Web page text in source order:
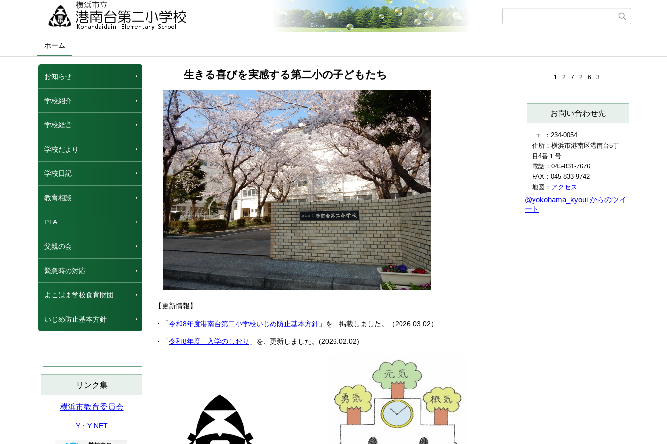
ホーム
お知らせ
学校紹介
学校経営
学校だより
学校日記
教育相談
PTA
父親の会
緊急時の対応
よこはま学校食育財団
いじめ防止基本方針
リンク集
横浜市教育委員会
Y・Y NET
生きる喜びを実感する第二小の子どもたち
【更新情報】
・「令和8年度港南台第二小学校いじめ防止基本方針 」を、掲載しました。（2026.03.02）
・「令和8年度 入学のしおり 」を 、更新しました。(2026.02.02)
1 2 7 2 6 3
お問い合わせ先
〒 ：234-0054
住所：横浜市港南区港南台5丁
目4番１号
電話：045-831-7676
FAX：045-833-9742
地図： アクセス
@yokohama_kyoui からのツイ
ート